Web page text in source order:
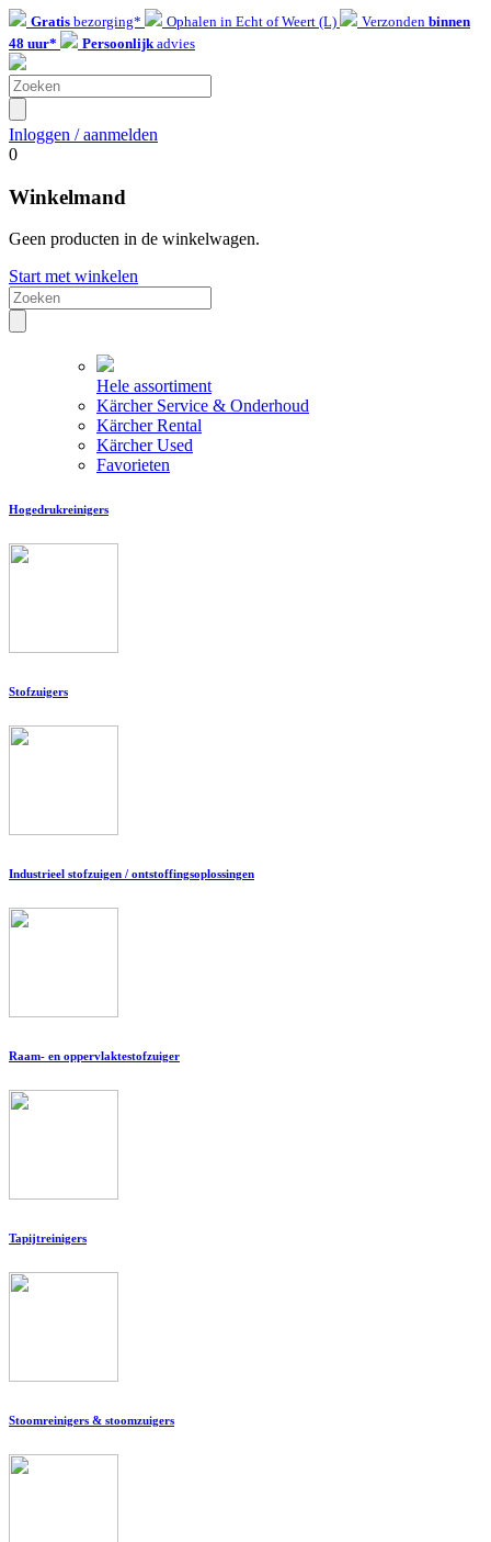
Gratis bezorging* Ophalen in Echt of Weert (L) Verzonden binnen
48 uur*
Persoonlijkadvies
Inloggen / aanmelden
0
Winkelmand
Geen producten in de winkelwagen.
Start met winkelen
Hele assortiment
Kärcher Service & Onderhoud
Kärcher Rental
Kärcher Used
Favorieten
Hogedrukreinigers
Stofzuigers
Industrieel stofzuigen / ontstoffingsoplossingen
Raam- en oppervlaktestofzuiger
Tapijtreinigers
Stoomreinigers & stoomzuigers